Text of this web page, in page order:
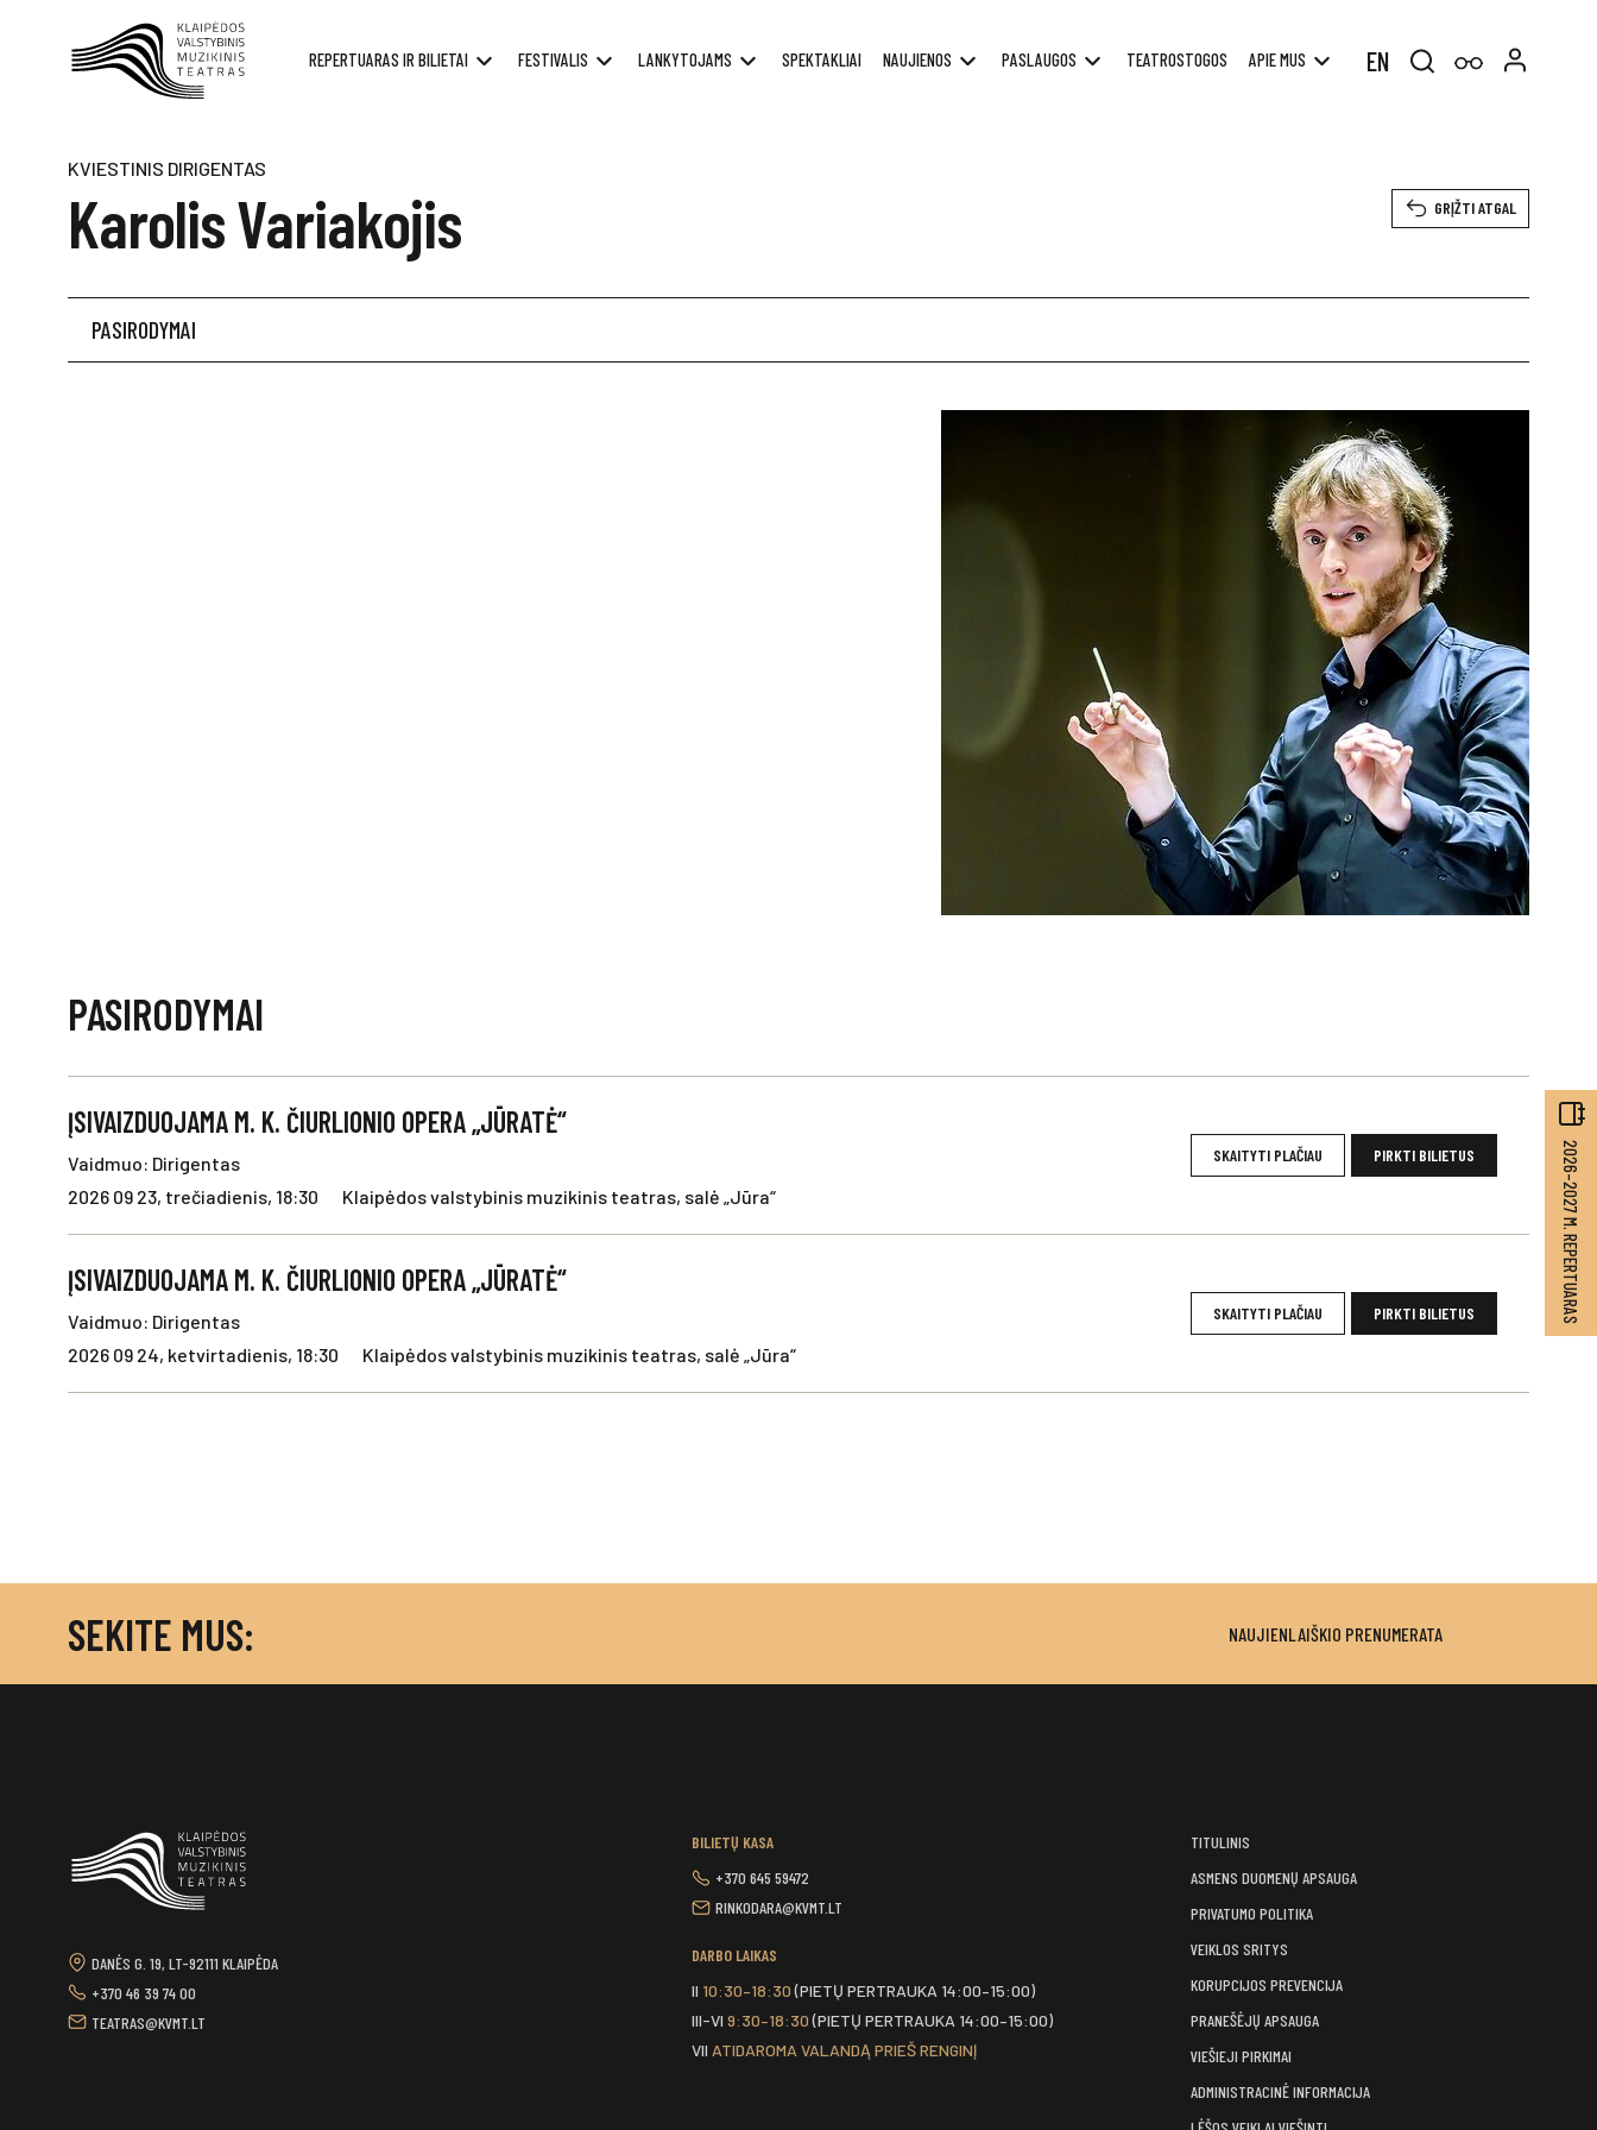
REPERTUARAS IR BILIETAI FESTIVALIS LANKYTOJAMS SPEKTAKLIAI NAUJIENOS PASLAUGOS TEATROSTOGOS APIE MUS EN
KVIESTINIS DIRIGENTAS
Karolis Variakojis GRĮŽTI ATGAL
PASIRODYMAI
PASIRODYMAI
ĮSIVAIZDUOJAMA M. K. ČIURLIONIO OPERA „JŪRATĖ“
Vaidmuo: Dirigentas
2026 09 23, trečiadienis, 18:30
Klaipėdos valstybinis muzikinis teatras, salė „Jūra“
SKAITYTI PLAČIAU PIRKTI BILIETUS
ĮSIVAIZDUOJAMA M. K. ČIURLIONIO OPERA „JŪRATĖ“
Vaidmuo: Dirigentas
2026 09 24, ketvirtadienis, 18:30
Klaipėdos valstybinis muzikinis teatras, salė „Jūra“
SKAITYTI PLAČIAU PIRKTI BILIETUS 2026–2027 M. REPERTUARAS
SEKITE MUS: NAUJIENLAIŠKIO PRENUMERATA
DANĖS G. 19, LT-92111 KLAIPĖDA
+370 46 39 74 00
TEATRAS@KVMT.LT
BILIETŲ KASA
+370 645 59472
RINKODARA@KVMT.LT
DARBO LAIKAS
II 10:30–18:30(PIETŲ PERTRAUKA 14:00–15:00)
III-VI 9:30–18:30(PIETŲ PERTRAUKA 14:00–15:00)
VII ATIDAROMA VALANDĄ PRIEŠ RENGINĮ
TITULINIS
ASMENS DUOMENŲ APSAUGA
PRIVATUMO POLITIKA
VEIKLOS SRITYS
KORUPCIJOS PREVENCIJA
PRANEŠĖJŲ APSAUGA
VIEŠIEJI PIRKIMAI
ADMINISTRACINĖ INFORMACIJA